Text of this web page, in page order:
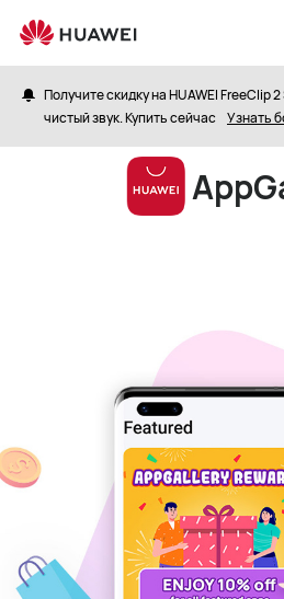
AppGallery
Получите скидку на HUAWEI FreeClip
чистый звук. Купить сейчас Узнать